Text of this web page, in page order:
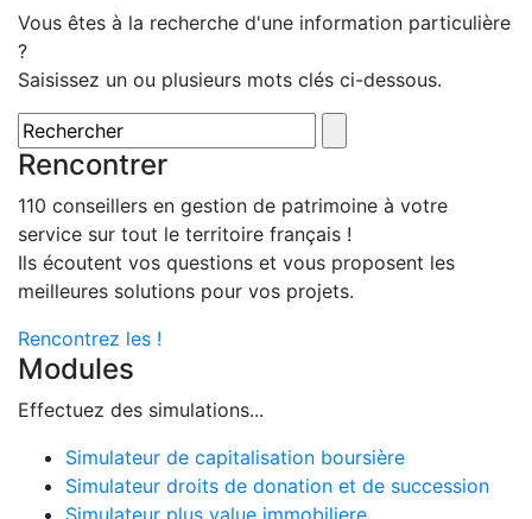
Vous êtes à la recherche d'une information particulière
?
Saisissez un ou plusieurs mots clés ci-dessous.
Rencontrer
110 conseillers en gestion de patrimoine à votre
service sur tout le territoire français !
Ils écoutent vos questions et vous proposent les
meilleures solutions pour vos projets.
Rencontrez les !
Modules
Effectuez des simulations...
Simulateur de capitalisation boursière
Simulateur droits de donation et de succession
Simulateur plus value immobiliere